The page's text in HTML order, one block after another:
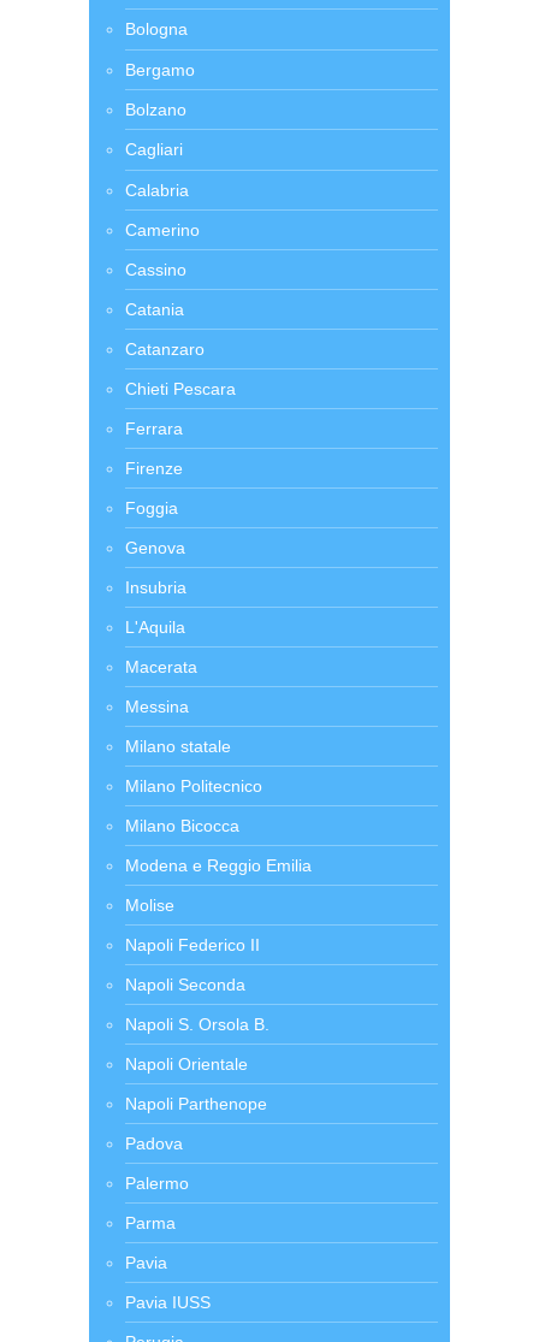
Bologna
Bergamo
Bolzano
Cagliari
Calabria
Camerino
Cassino
Catania
Catanzaro
Chieti Pescara
Ferrara
Firenze
Foggia
Genova
Insubria
L'Aquila
Macerata
Messina
Milano statale
Milano Politecnico
Milano Bicocca
Modena e Reggio Emilia
Molise
Napoli Federico II
Napoli Seconda
Napoli S. Orsola B.
Napoli Orientale
Napoli Parthenope
Padova
Palermo
Parma
Pavia
Pavia IUSS